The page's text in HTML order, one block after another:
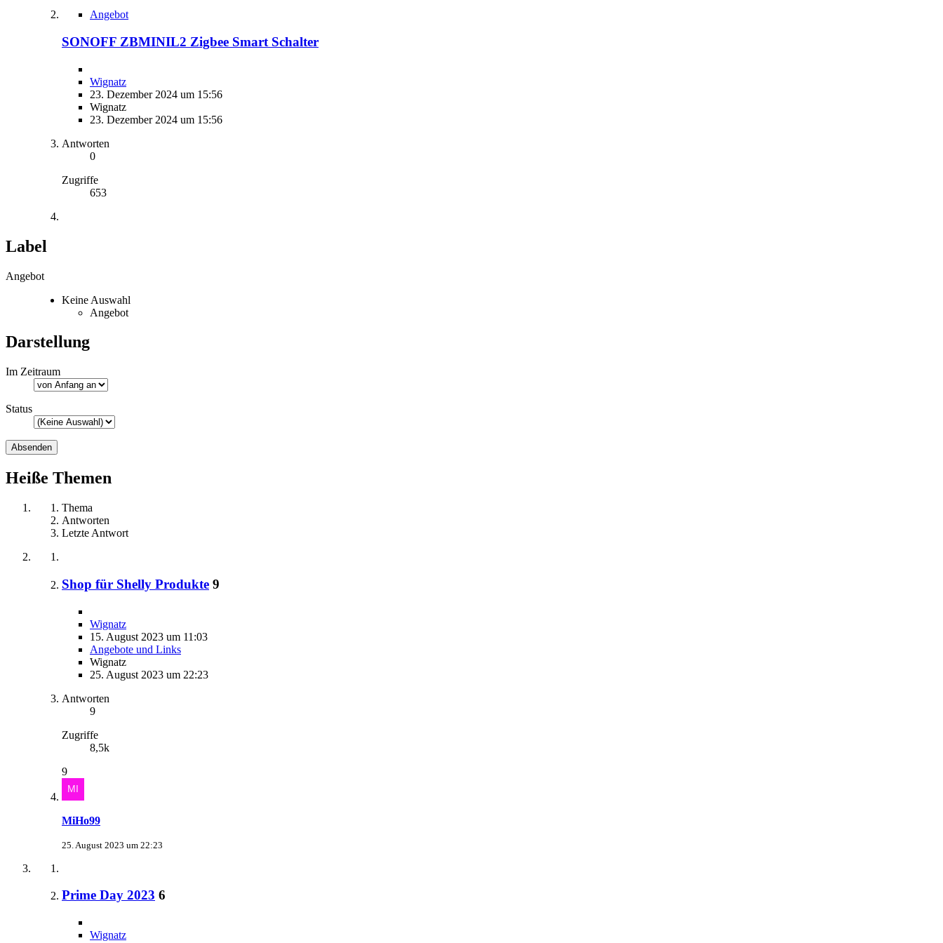
Angebot
SONOFF ZBMINIL2 Zigbee Smart Schalter
Wignatz
23. Dezember 2024 um 15:56
Wignatz
23. Dezember 2024 um 15:56
Antworten
0
Zugriffe
653
Label
Angebot
Keine Auswahl
Angebot
Darstellung
Im Zeitraum
Status
Heiße Themen
Thema
Antworten
Letzte Antwort
Shop für Shelly Produkte 9
Wignatz
15. August 2023 um 11:03
Angebote und Links
Wignatz
25. August 2023 um 22:23
Antworten
9
Zugriffe
8,5k
9
MiHo99
25. August 2023 um 22:23
Prime Day 2023 6
Wignatz